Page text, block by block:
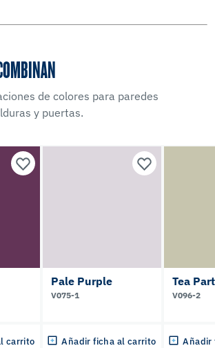
de colores para paredes
y puertas.
carrito
Pale Purple
V075-1
Añadir ficha al carrito
Tea
V096-2
Añadir